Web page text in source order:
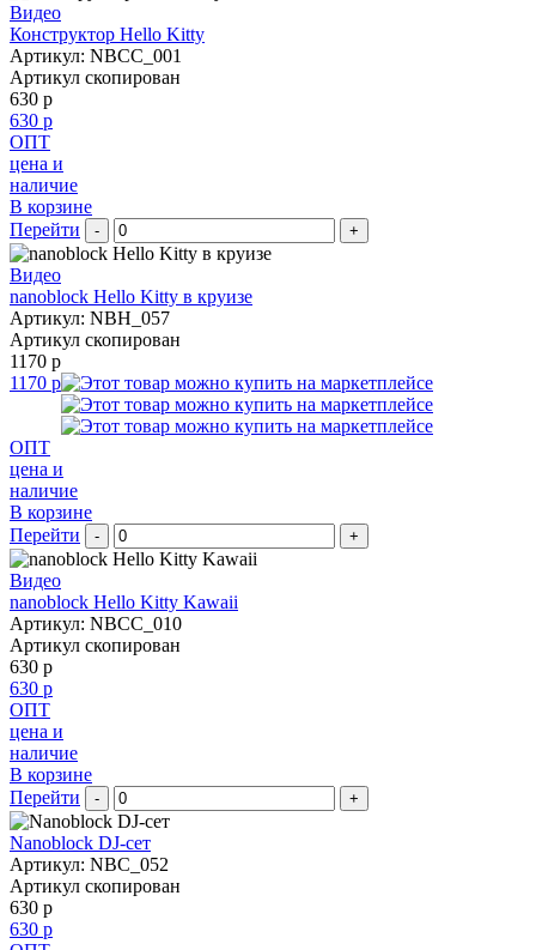
Видео
Конструктор Hello Kitty
Артикул: NBCC_001
Артикул скопирован
630 р
630 р
ОПТ
цена и
наличие
В корзине
Перейти
- +
Видео
nanoblock Hello Kitty в круизе
Артикул: NBH_057
Артикул скопирован
1170 р
1170 р
ОПТ
цена и
наличие
В корзине
Перейти
- +
Видео
nanoblock Hello Kitty Kawaii
Артикул: NBCC_010
Артикул скопирован
630 р
630 р
ОПТ
цена и
наличие
В корзине
Перейти
- +
Nanoblock DJ-сет
Артикул: NBC_052
Артикул скопирован
630 р
630 р